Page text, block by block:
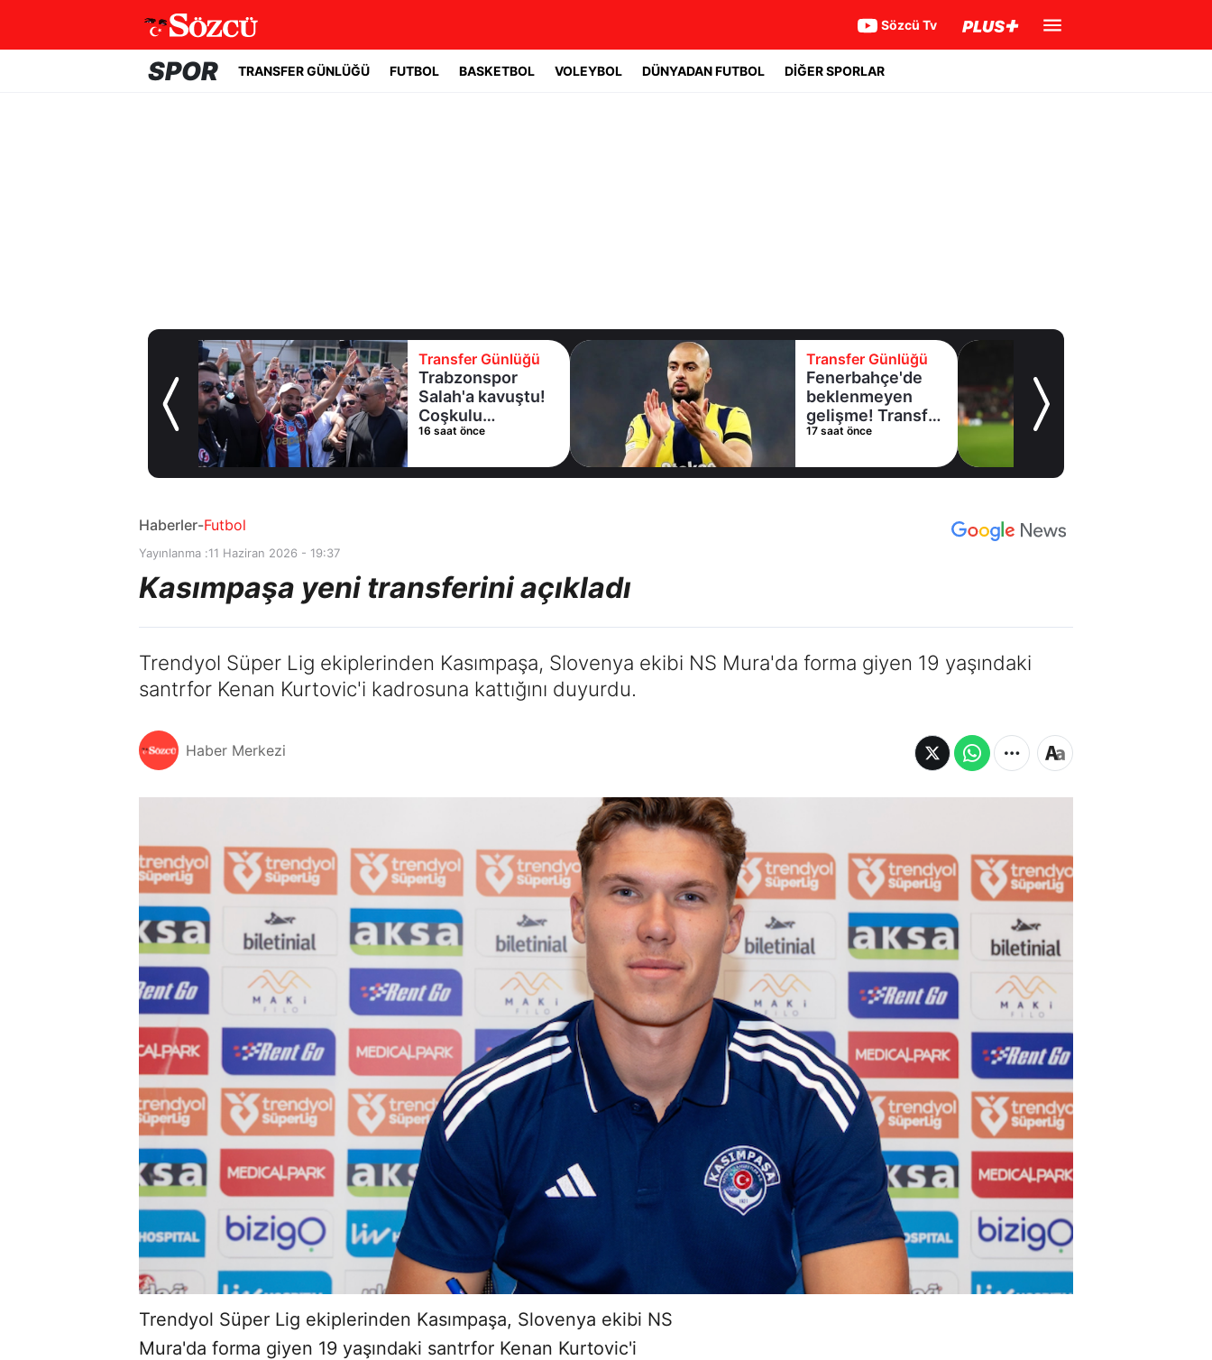
Sözcü Tv
SPOR TRANSFER GÜNLÜĞÜ FUTBOL BASKETBOL VOLEYBOL DÜNYADAN FUTBOL DİĞER SPORLAR
Salah'a kavuştu!
Transfer Günlüğü
Fenerbahçe'de
beklenmeyen
gelişme! Transfer
iptal oldu
17 saat önce
Transfer Günlüğü
Beşiktaş
Uruguaylı forveti
kiralama
konusunda Al
Adım adım Nunez
22 saat önce
Haberler-Futbol
Yayınlanma :11 Haziran 2026 - 19:37
Kasımpaşa yeni transferini açıkladı
Trendyol Süper Lig ekiplerinden Kasımpaşa, Slovenya ekibi NS Mura'da forma giyen 19 yaşındaki
santrfor Kenan Kurtovic'i kadrosuna kattığını duyurdu.
Haber Merkezi
Trendyol Süper Lig ekiplerinden Kasımpaşa, Slovenya ekibi NS
Mura'da forma giyen 19 yaşındaki santrfor Kenan Kurtovic'i